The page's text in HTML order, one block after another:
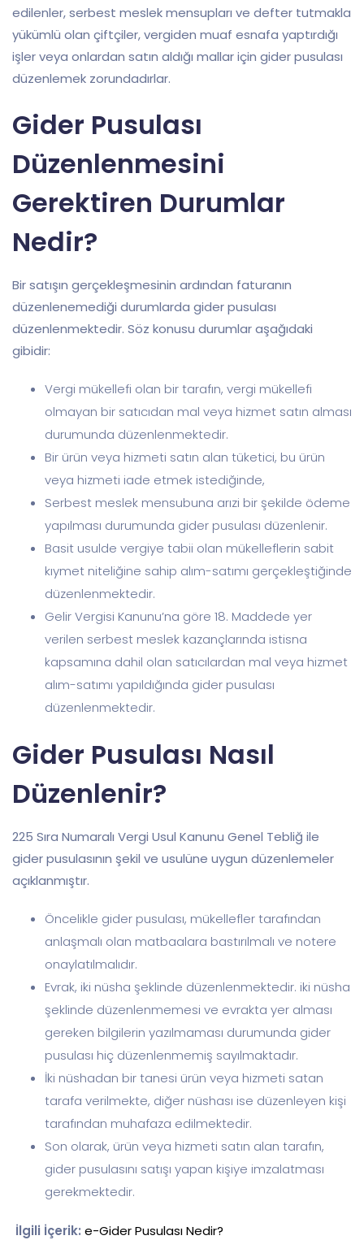
edilenler, serbest meslek mensupları ve defter tutmakla
yükümlü olan çiftçiler, vergiden muaf esnafa yaptırdığı
işler veya onlardan satın aldığı mallar için gider pusulası
düzenlemek zorundadırlar.
Gider Pusulası
Düzenlenmesini
Gerektiren Durumlar
Nedir?
Bir satışın gerçekleşmesinin ardından faturanın
düzenlenemediği durumlarda gider pusulası
düzenlenmektedir. Söz konusu durumlar aşağıdaki
gibidir:
Vergi mükellefi olan bir tarafın, vergi mükellefi
olmayan bir satıcıdan mal veya hizmet satın alması
durumunda düzenlenmektedir.
Bir ürün veya hizmeti satın alan tüketici, bu ürün
veya hizmeti iade etmek istediğinde,
Serbest meslek mensubuna arızi bir şekilde ödeme
yapılması durumunda gider pusulası düzenlenir.
Basit usulde vergiye tabii olan mükelleflerin sabit
kıymet niteliğine sahip alım-satımı gerçekleştiğinde
düzenlenmektedir.
Gelir Vergisi Kanunu’na göre 18. Maddede yer
verilen serbest meslek kazançlarında istisna
kapsamına dahil olan satıcılardan mal veya hizmet
alım-satımı yapıldığında gider pusulası
düzenlenmektedir.
Gider Pusulası Nasıl
Düzenlenir?
225 Sıra Numaralı Vergi Usul Kanunu Genel Tebliğ ile
gider pusulasının şekil ve usulüne uygun düzenlemeler
açıklanmıştır.
Öncelikle gider pusulası, mükellefler tarafından
anlaşmalı olan matbaalara bastırılmalı ve notere
onaylatılmalıdır.
Evrak, iki nüsha şeklinde düzenlenmektedir. iki nüsha
şeklinde düzenlenmemesi ve evrakta yer alması
gereken bilgilerin yazılmaması durumunda gider
pusulası hiç düzenlenmemiş sayılmaktadır.
İki nüshadan bir tanesi ürün veya hizmeti satan
tarafa verilmekte, diğer nüshası ise düzenleyen kişi
tarafından muhafaza edilmektedir.
Son olarak, ürün veya hizmeti satın alan tarafın,
gider pusulasını satışı yapan kişiye imzalatması
gerekmektedir.
İlgili İçerik: e-Gider Pusulası Nedir?